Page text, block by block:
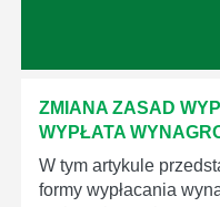
ZMIANA ZASAD
WYPŁATA
W tym artykule
formy wypłacania